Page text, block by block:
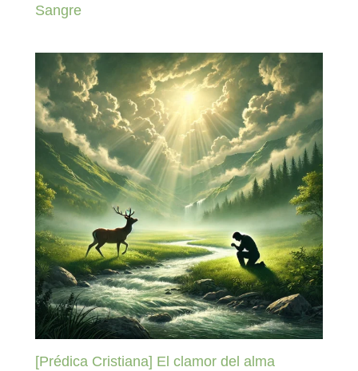
Sangre
[Prédica Cristiana] El clamor del alma